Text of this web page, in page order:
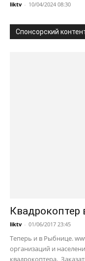
liktv - 10/04/2024 08:30
Спонсорский
liktv - 01/06/2017 23:45
Теперь и в Рыбнице.
организаций и
квадрокоптера.